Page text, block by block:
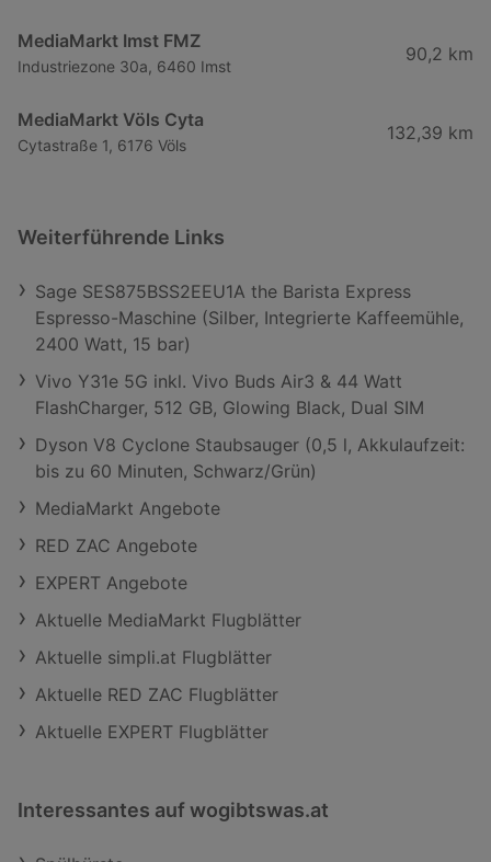
MediaMarkt Imst FMZ
Industriezone 30a, 6460 Imst
90,2 km
MediaMarkt Völs Cyta
Cytastraße 1, 6176 Völs
132,39 km
Weiterführende Links
Sage SES875BSS2EEU1A the Barista Express
Espresso-Maschine (Silber, Integrierte Kaffeemühle,
2400 Watt, 15 bar)
Vivo Y31e 5G inkl. Vivo Buds Air3 & 44 Watt
FlashCharger, 512 GB, Glowing Black, Dual SIM
Dyson V8 Cyclone Staubsauger (0,5 l, Akkulaufzeit:
bis zu 60 Minuten, Schwarz/Grün)
MediaMarkt Angebote
RED ZAC Angebote
EXPERT Angebote
Aktuelle MediaMarkt Flugblätter
Aktuelle simpli.at Flugblätter
Aktuelle RED ZAC Flugblätter
Aktuelle EXPERT Flugblätter
Interessantes auf wogibtswas.at